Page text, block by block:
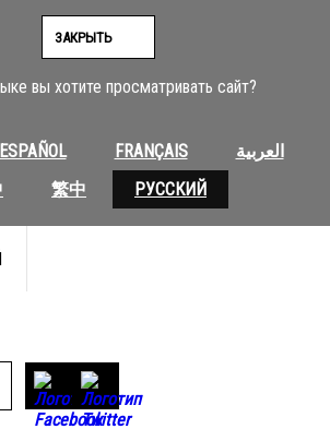
вы хотите просматривать сайт?
ESPAÑOL FRANÇAIS
العربية
繁中 РУССКИЙ
ЗАКРЫТЬ